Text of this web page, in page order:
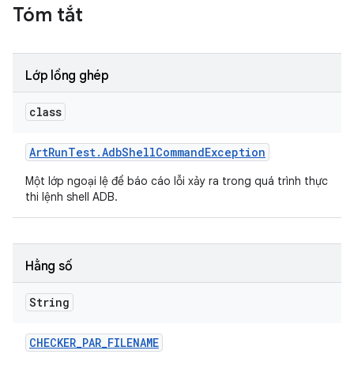
Tóm tắt
Lớp lồng ghép
class
ArtRunTest.AdbShellCommandException
Một lớp ngoại lệ để báo cáo lỗi xảy ra trong quá trình thực
thi lệnh shell ADB.
Hằng số
String
CHECKER_PAR_FILENAME